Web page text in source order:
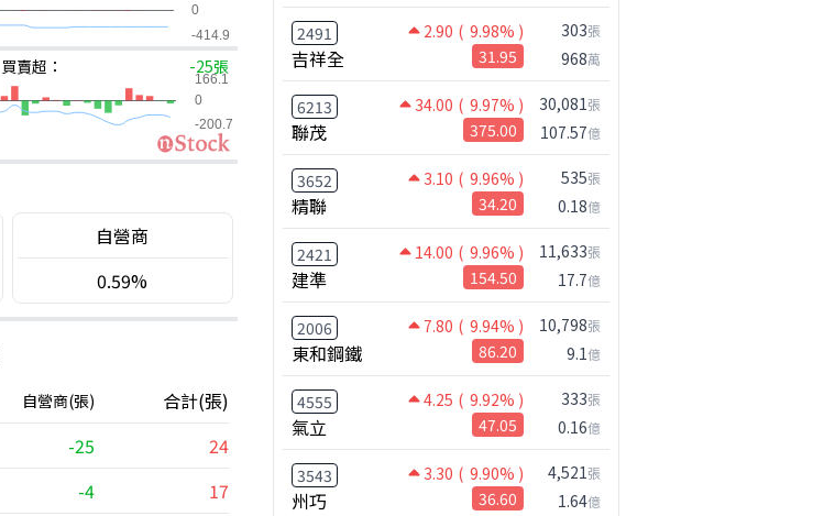
買賣超： -25張
自營商
0.59%
自營商(張)
合計(張)
-25
24
-4
17
2491 2.90 ( 9.98% )
吉祥全 31.95
303張
968萬
6213 34.00 ( 9.97% )
聯茂 375.00
30,081張
107.57億
3652 3.10 ( 9.96% )
精聯 34.20
535張
0.18億
2421 14.00 ( 9.96% )
建準 154.50
11,633張
17.7億
2006 7.80 ( 9.94% )
東和鋼鐵 86.20
10,798張
9.1億
4555 4.25 ( 9.92% )
氣立 47.05
333張
0.16億
3543 3.30 ( 9.90% )
州巧 36.60
4,521張
1.64億